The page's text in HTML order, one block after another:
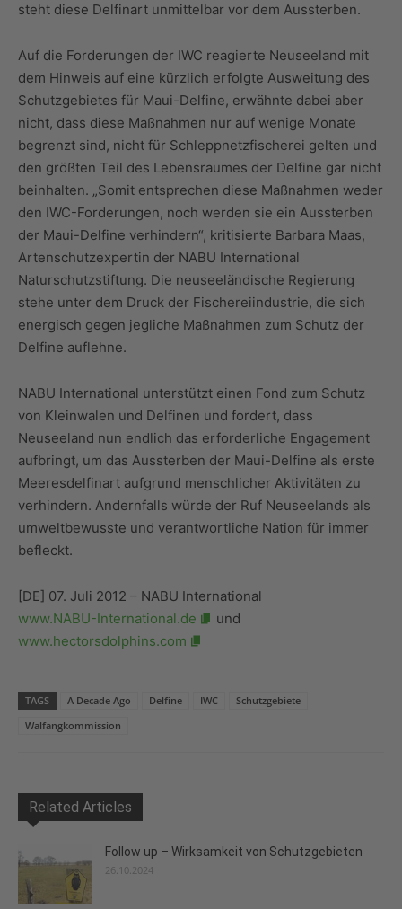
steht diese Delfinart unmittelbar vor dem Aussterben.
Auf die Forderungen der IWC reagierte Neuseeland mit
dem Hinweis auf eine kürzlich erfolgte Ausweitung des
Schutzgebietes für Maui-Delfine, erwähnte dabei aber
nicht, dass diese Maßnahmen nur auf wenige Monate
begrenzt sind, nicht für Schleppnetzfischerei gelten und
den größten Teil des Lebensraumes der Delfine gar nicht
beinhalten. „Somit entsprechen diese Maßnahmen weder
den IWC-Forderungen, noch werden sie ein Aussterben
der Maui-Delfine verhindern“, kritisierte Barbara Maas,
Artenschutzexpertin der NABU International
Naturschutzstiftung. Die neuseeländische Regierung
stehe unter dem Druck der Fischereiindustrie, die sich
energisch gegen jegliche Maßnahmen zum Schutz der
Delfine auflehne.
NABU International unterstützt einen Fond zum Schutz
von Kleinwalen und Delfinen und fordert, dass
Neuseeland nun endlich das erforderliche Engagement
aufbringt, um das Aussterben der Maui-Delfine als erste
Meeresdelfinart aufgrund menschlicher Aktivitäten zu
verhindern. Andernfalls würde der Ruf Neuseelands als
umweltbewusste und verantwortliche Nation für immer
befleckt.
[DE] 07. Juli 2012 – NABU International
www.NABU-International.de
und
www.hectorsdolphins.com
TAGS A Decade Ago Delfine IWC
Schutzgebiete
Walfangkommission
Related Articles
Follow up – Wirksamkeit von Schutzgebieten
26.10.2024